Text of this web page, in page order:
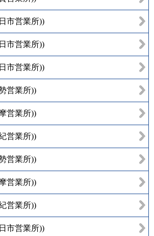
市営業所))
市営業所))
市営業所))
営業所))
営業所))
営業所))
営業所))
営業所))
営業所))
市営業所))